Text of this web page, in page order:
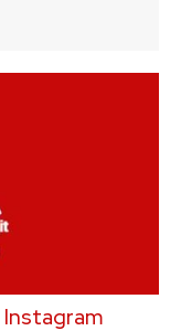
Instagram